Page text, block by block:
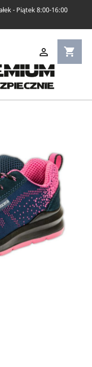
- Piątek 8:00-16:00
shopping_cart
